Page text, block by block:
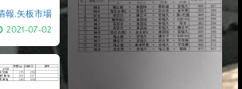
報,矢板市場
2021-07-02